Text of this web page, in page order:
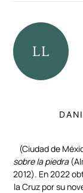
(Ciudad de
sobre la piedra
2012). En 2022
la Cruz por su